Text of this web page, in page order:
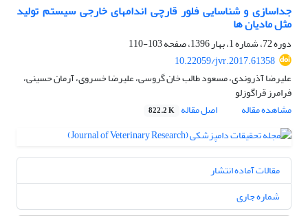
جداسازی و شناسایی فلور قارچی اندامهای خارجی سیستم تولید
مثل مادیان ها
دوره 72، شماره 1، بهار 1396، صفحه
103-110
10.22059/jvr.2017.61358
علیرضا آذروندی، مسعود طالب خان گروسی، علیرضا خسروی، آرمان حسینی،
فرامرز قراگوزلو
مشاهده مقاله
اصل مقاله 822.2 K
مقالات آماده انتشار
شماره جاری